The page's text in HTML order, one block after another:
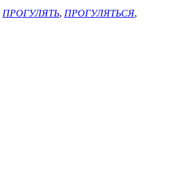
ПРОГУЛЯТЬ, ПРОГУЛЯТЬСЯ,